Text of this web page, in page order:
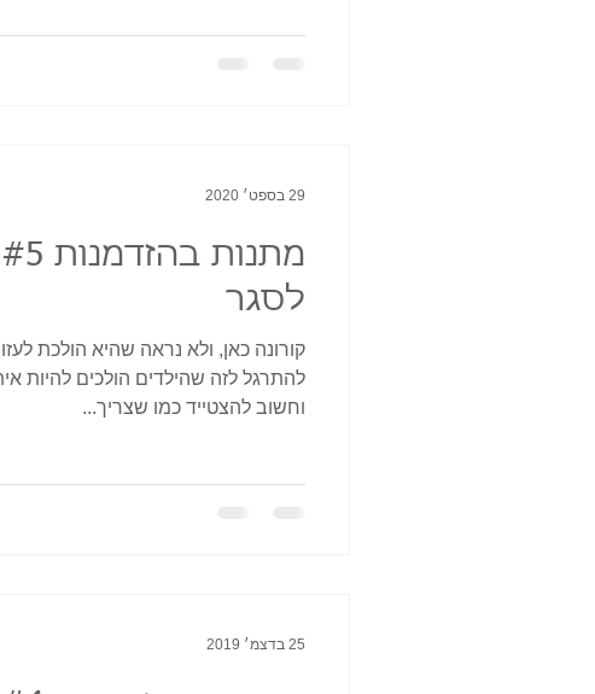
לסגר
קורונה כאן, ולא נראה שהיא הולכת
להתרגל לזה שהילדים הולכים להיות
וחשוב להצטייד כמו שצריך...
29 בספט׳ 2020
25 בדצמ׳ 2019